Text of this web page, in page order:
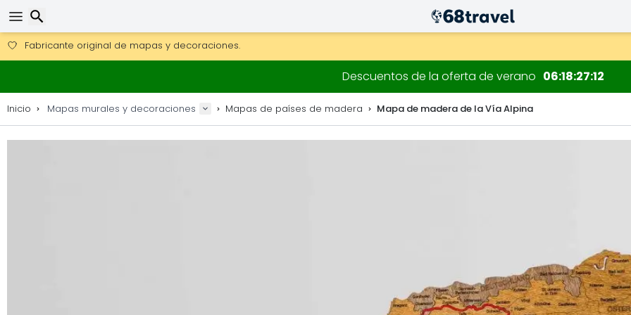
Consigue el envío gratuito en pedidos de más de 250 €.
Envío DHL 1 día disponible.
30 días para devoluciones, 90 días para mapas de madera y decoraciones.Descuentos de la oferta de verano 06182711
Inicio Mapas murales y decoraciones Mapas de países de madera Mapa de madera de la Vía Alpina